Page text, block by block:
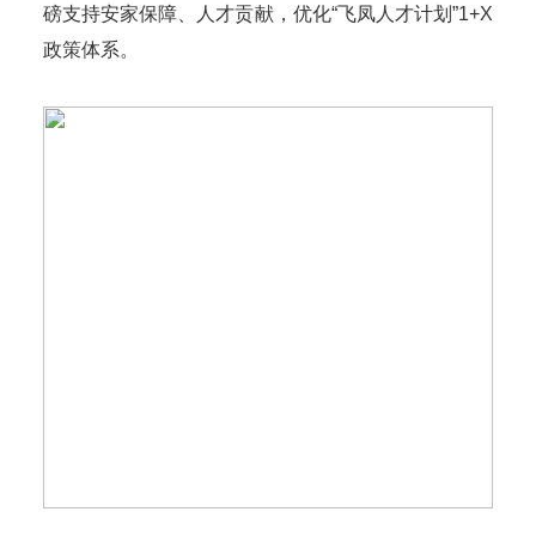
磅支持安家保障、人才贡献，优化“飞凤人才计划”1+X
政策体系。